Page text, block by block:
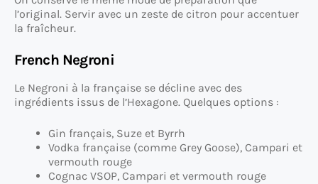
l’original. Servir avec un zeste de citron pour accentuer
la fraîcheur.
French Negroni
Le Negroni à la française se décline avec des
ingrédients issus de l’Hexagone. Quelques options :
Gin français, Suze et Byrrh
Vodka française (comme Grey Goose), Campari et
vermouth rouge
Cognac VSOP, Campari et vermouth rouge